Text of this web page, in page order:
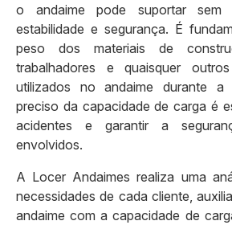
o andaime pode suportar sem
estabilidade e segurança. É
peso dos materiais de
trabalhadores e quaisquer
utilizados no andaime durante
preciso da capacidade de carga é
acidentes e garantir a
envolvidos.
A Locer Andaimes realiza uma
necessidades de cada cliente,
andaime com a capacidade de